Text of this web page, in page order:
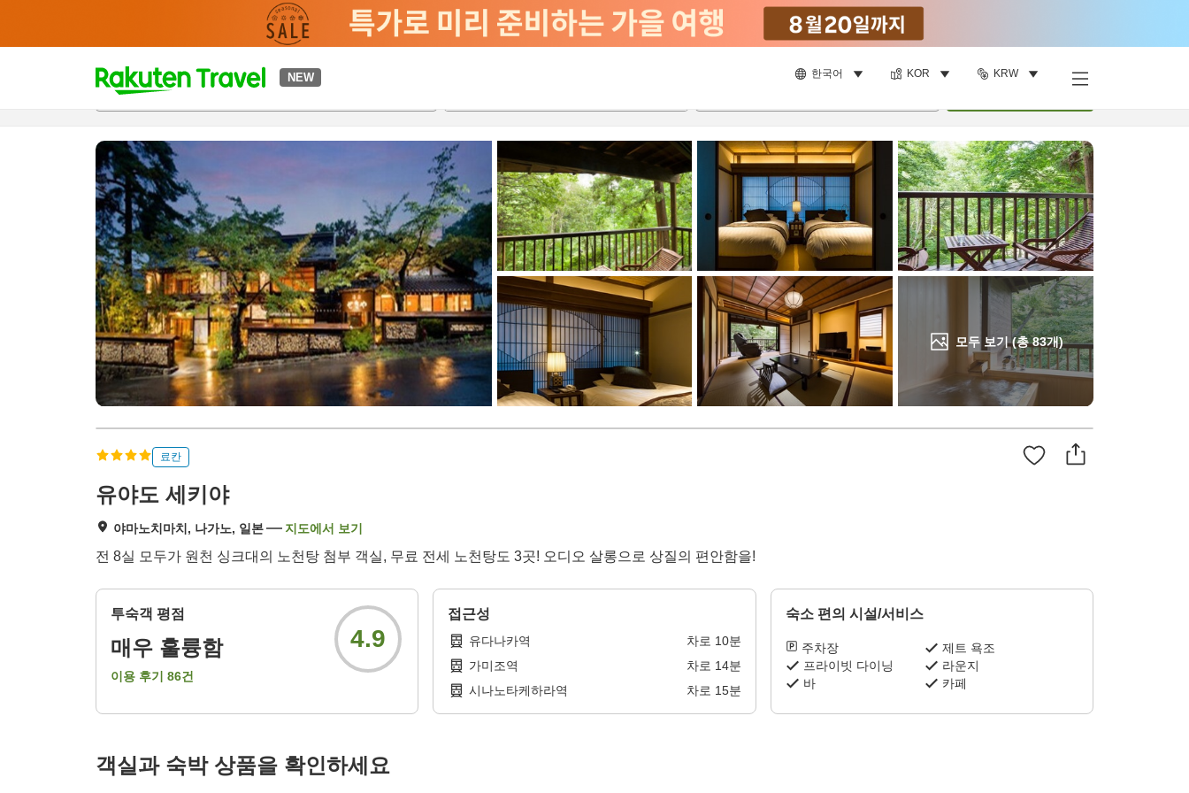
NEW 한국어 KOR KRW
t
p
a
g
e
_
s
e
a
r
c
h
모두 보기 (총83개)
개요객실 & 숙박 상품이용 후기 편의 시설/서비스
료칸
유야도 세키야
야마노치마치, 나가노, 일본 지도에서 보기
전 8실 모두가 원천 싱크대의 노천탕 첨부 객실, 무료 전세 노천탕도 3곳! 오디오 살롱으로 상질의 편안함을!
투숙객 평점
매우 훌륭함
이용 후기 86건
4.9
접근성
유다나카역 차로 10분
가미조역
차로 14분
시나노타케하라역
차로 15분
숙소 편의 시설/서비스
주차장
제트 욕조
프라이빗 다이닝
라운지
바
카페
객실과 숙박 상품을 확인하세요